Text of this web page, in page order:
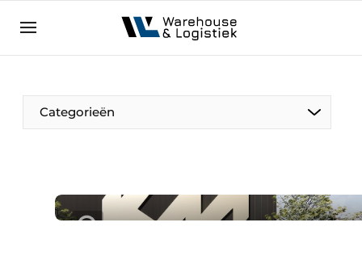
NL EN
Categorieën